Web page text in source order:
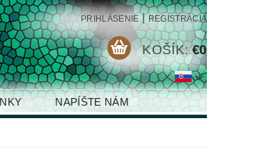
PRIHLÁSENIE | REGISTRÁCIA
KOŠÍK: €0
NAPÍŠTE NÁM